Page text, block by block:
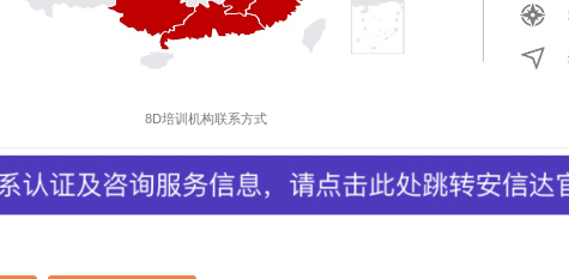
8D培训机构联系方式